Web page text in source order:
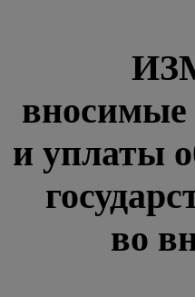
вносимые
и уплаты
во